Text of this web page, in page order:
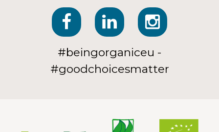
#beingorganiceu -
#goodchoicesmatter